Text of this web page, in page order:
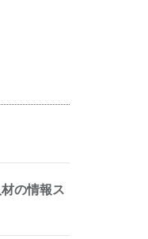
の情報ス